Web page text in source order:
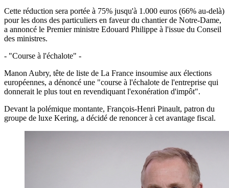
Cette réduction sera portée à 75% jusqu'à 1.000 euros (66% au-delà)
pour les dons des particuliers en faveur du chantier de Notre-Dame,
a annoncé le Premier ministre Edouard Philippe à l'issue du Conseil
des ministres.
- "Course à l'échalote" -
Manon Aubry, tête de liste de La France insoumise aux élections
européennes, a dénoncé une "course à l'échalote de l'entreprise qui
donnerait le plus tout en revendiquant l'exonération d'impôt".
Devant la polémique montante, François-Henri Pinault, patron du
groupe de luxe Kering, a décidé de renoncer à cet avantage fiscal.